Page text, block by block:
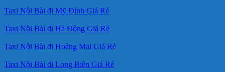
Taxi Nội Bài đi Mỹ Đình Giá Rẻ
Taxi Nội Bài đi Hà Đông Giá Rẻ
Taxi Nội Bài đi Hoàng Mai Giá Rẻ
Taxi Nội Bài đi Long Biên Giá Rẻ